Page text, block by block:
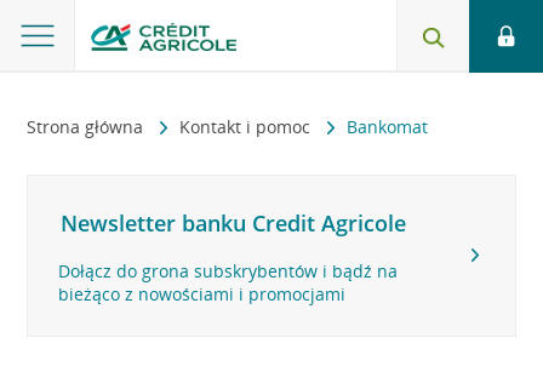
Strona główna Kontakt i pomoc Bankomat
Newsletter banku Credit Agricole
Dołącz do grona subskrybentów i bądź na
bieżąco z nowościami i promocjami